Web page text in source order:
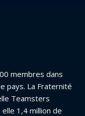
membres dans
pays. La Fraternité
Teamsters
1,4 million de